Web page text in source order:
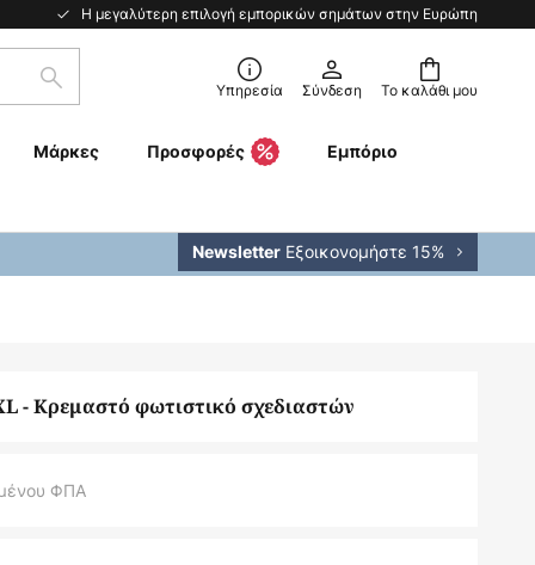
Η μεγαλύτερη επιλογή εμπορικών σημάτων στην Ευρώπη
Το καλάθι μου
Αναζήτηση Υπηρεσία Σύνδεση
Μάρκες Προσφορές Εμπόριο
Newsletter Εξοικονομήστε 15%
- Κρεμαστό φωτιστικό σχεδιαστών
ΦΠΑ